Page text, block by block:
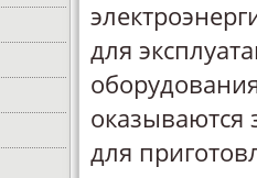
для
оказываются
для